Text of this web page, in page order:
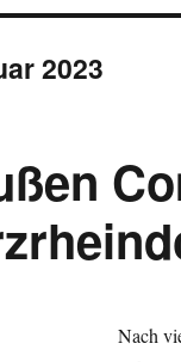
2023
Nach